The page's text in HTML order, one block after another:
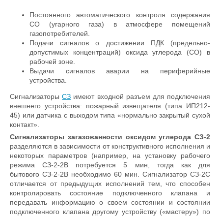
Постоянного автоматического контроля содержания
СО (угарного газа) в атмосфере помещений
газопотребителей.
Подачи сигналов о достижении ПДК (предельно-
допустимых концентраций) оксида углерода (СО) в
рабочей зоне.
Выдачи сигналов аварии на периферийные
устройства.
СигнализаторыСЗ имеют входной разъем для подключения
внешнего устройства: пожарный извещателя (типа ИП212-
45) или датчика с выходом типа «нормально закрытый сухой
контакт».
Сигнализаторы загазованности оксидом углерода СЗ-2
разделяются в зависимости от конструктивного исполнения и
некоторых параметров (например, на установку рабочего
режима СЗ-2-2В потребуется 5 мин, тогда как для
бытового СЗ-2-2В необходимо 60 мин. Сигнализатор СЗ-2С
отличается от предыдущих исполнений тем, что способен
контролировать состояние подключенного клапана и
передавать информацию о своем состоянии и состоянии
подключенного клапана другому устройству («мастеру») по